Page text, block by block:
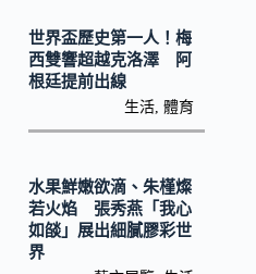
世界盃歷史第一人！梅
西雙響超越克洛澤 阿
根廷提前出線
生活 ,體育
水果鮮嫩欲滴、朱槿燦
若火焰 張秀燕「我心
如燄」展出細膩膠彩世
界